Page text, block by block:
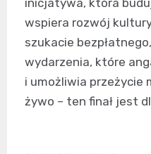
wspiera rozwój
szukacie
wydarzenia, które
i umożliwia przeżycie
żywo – ten finał jest